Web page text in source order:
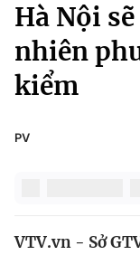
Chuyên mục
Chính trị
Pháp luật
Kinh tế
Thể thao
Truyền hình
Hà Nội
nhiên
kiểm
PV
VTV.vn - Sở